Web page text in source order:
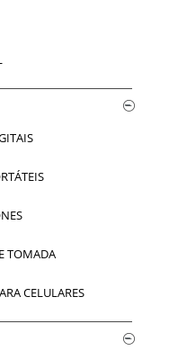
TOMADA
CELULARES